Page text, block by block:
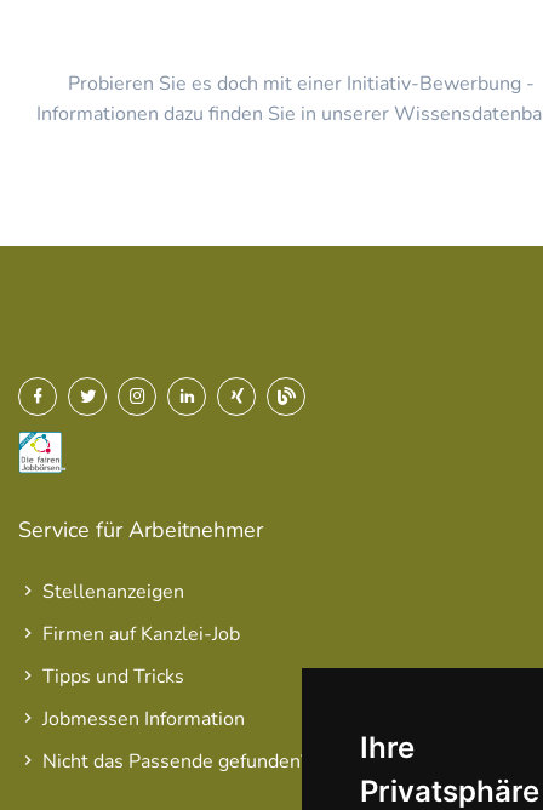
Ihre
Privatsphäre
Probieren Sie es doch mit einer Initiativ-Bewerbung -
Informationen dazu finden Sie in unserer
Service für Arbeitnehmer
Stellenanzeigen
Firmen auf Kanzlei-Job
Tipps und Tricks
Jobmessen Information
Nicht das Passende gefunden?